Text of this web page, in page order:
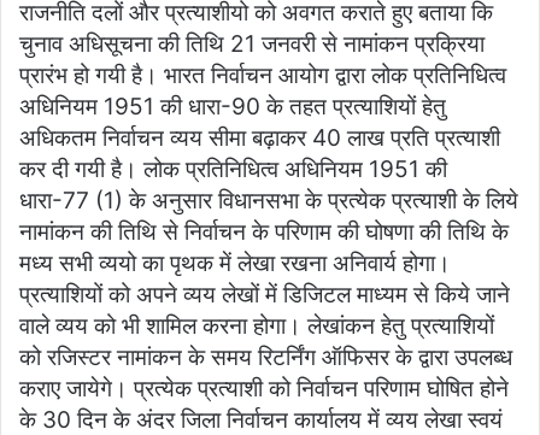
A
p
p
b
o
o
k
राजनीति दलों और प्रत्याशीयो को अवगत कराते हुए बताया कि
चुनाव अधिसूचना की तिथि 21 जनवरी से नामांकन प्रक्रिया
प्रारंभ हो गयी है। भारत निर्वाचन आयोग द्वारा लोक प्रतिनिधित्व
अधिनियम 1951 की धारा-90 के तहत प्रत्याशियों हेतु
अधिकतम निर्वाचन व्यय सीमा बढ़ाकर 40 लाख प्रति प्रत्याशी
कर दी गयी है। लोक प्रतिनिधित्व अधिनियम 1951 की
धारा-77 (1) के अनुसार विधानसभा के प्रत्येक प्रत्याशी के लिये
नामांकन की तिथि से निर्वाचन के परिणाम की घोषणा की तिथि के
मध्य सभी व्ययो का पृथक में लेखा रखना अनिवार्य होगा।
प्रत्याशियों को अपने व्यय लेखों में डिजिटल माध्यम से किये जाने
वाले व्यय को भी शामिल करना होगा। लेखांकन हेतु प्रत्याशियों
को रजिस्टर नामांकन के समय रिटर्निंग ऑफिसर के द्वारा उपलब्ध
कराए जायेगे। प्रत्येक प्रत्याशी को निर्वाचन परिणाम घोषित होने
के 30 दिन के अंदर जिला निर्वाचन कार्यालय में व्यय लेखा स्वयं